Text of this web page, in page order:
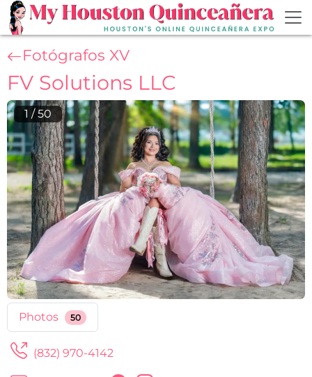
Skip to main content
Fotógrafos XV
FV Solutions LLC
1 /50
Photos 50
(832) 970-4142